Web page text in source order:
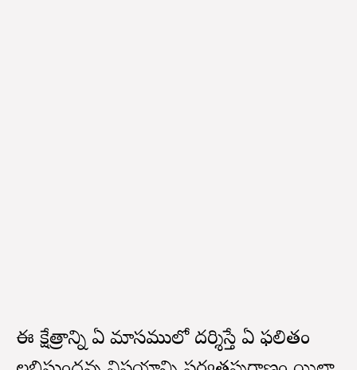
ఈ క్షేత్రాన్ని ఏ మాసములో దర్శిస్తే ఏ ఫలితం